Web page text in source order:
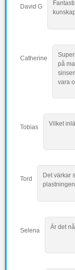
David G
Catherine
på
vara
Tobias Vilket
Tord
Det värkar
Selena Är det